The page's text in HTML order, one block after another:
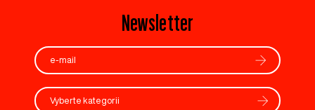
Newsletter
Vyberte kategorii